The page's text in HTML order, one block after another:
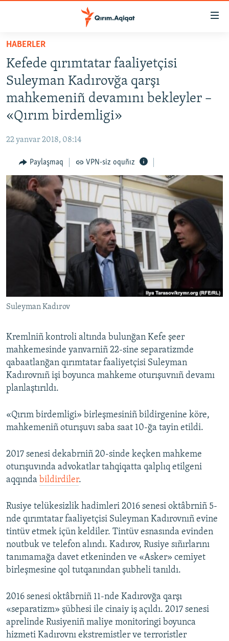
Esas
qaytmaq
Baş
navigatsiyağa
qaytmaq
Qıdıruvğa
HABERLER
SİYASET
İQTİSADİYAT
CEMİYET
İNSAN AQLARI
VİDEO
SÜRET
BLOGLAR
Українською
RFE/RS bütün saytları
HABERLER
Kefede qırımtatar faaliyetçisi
Suleyman Kadırovğa qarşı
mahkemeniñ devamını bekleyler –
«Qırım birdemligi»
22 yanvar 2018, 08:14
Paylaşmaq VPN-siz oquñız
Suleyman Kadırov
Kremlniñ kontroli altında bulunğan Kefe şeer
mahkemesinde yanvarniñ 22-sine separatizmde
qabaatlanğan qırımtatar faaliyetçisi Suleyman
Kadırovnıñ işi boyunca mahkeme oturışuvnıñ devamı
planlaştırıldı.
«Qırım birdemligi» birleşmesiniñ bildirgenine köre,
mahkemeniñ oturışuvı saba saat 10-ğa tayin etildi.
2017 senesi dekabrniñ 20-sinde keçken mahkeme
oturışuvında advokatlar tahqiqatta qalplıq etilgeni
aqqında bildirdiler.
Rusiye telükesizlik hadimleri 2016 senesi oktâbrniñ 5-
nde qırımtatar faaliyetçisi Suleyman Kadırovnıñ evine
tintüv etmek içün keldiler. Tintüv esnasında evinden
noutbuk ve telefon alındı. Kadırov, Rusiye sıñırlarını
tanımamağa davet etkeninden ve «Asker» cemiyet
birleşmesine qol tutqanından şubheli tanıldı.
2016 senesi oktâbrniñ 11-nde Kadırovğa qarşı
«separatizm» şübhesi ile cinaiy iş açıldı. 2017 senesi
aprelinde Rusiyeniñ maliye monitoringi boyunca
hizmeti Kadırovnı ekstremistler ve terroristler